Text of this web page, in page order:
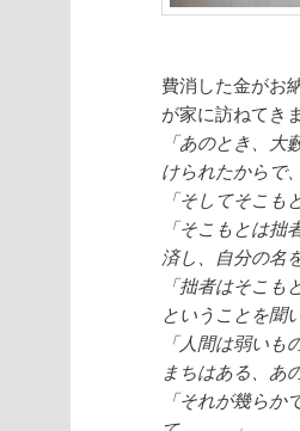
費消した金がお
が家に訪ねてき
「あのとき、
けられたからで
「そしてそこ
「そこもとは
済し、自分の名
「拙者はそこ
ということを聞
「人間は弱い
まちはある、あ
「それが幾ら